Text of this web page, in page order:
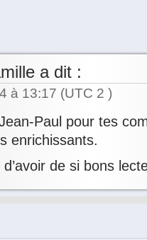
a dit :
à 13:17 (UTC 2 )
Paul pour tes
enrichissants.
d’avoir de si bons